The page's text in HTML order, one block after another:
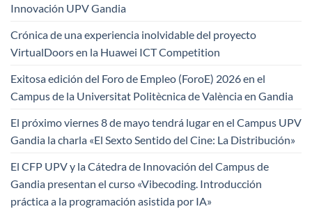
Innovación UPV Gandia
Crónica de una experiencia inolvidable del proyecto
VirtualDoors en la Huawei ICT Competition
Exitosa edición del Foro de Empleo (ForoE) 2026 en el
Campus de la Universitat Politècnica de València en Gandia
El próximo viernes 8 de mayo tendrá lugar en el Campus UPV
Gandia la charla «El Sexto Sentido del Cine: La Distribución»
El CFP UPV y la Cátedra de Innovación del Campus de
Gandia presentan el curso «Vibecoding. Introducción
práctica a la programación asistida por IA»